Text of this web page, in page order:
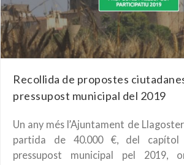
Recollida de propostes
pressupost municipal del 2019
Un any més l’Ajuntament de
partida de 40.000 €, del capítol
pressupost municipal pel 2019,